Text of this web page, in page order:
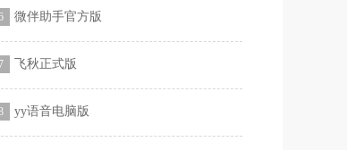
微伴助手官方版
7 飞秋正式版
yy语音电脑版